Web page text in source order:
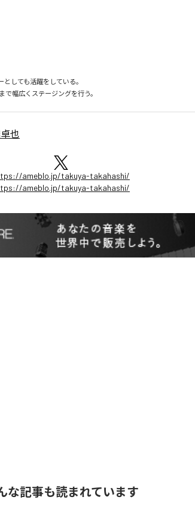
しても活躍をしている。
幅広くステージングを行う。
也
ameblo.jp/takuya-takahashi/
ameblo.jp/takuya-takahashi/
な記事も読まれています